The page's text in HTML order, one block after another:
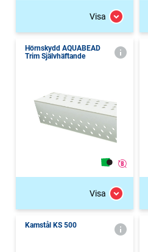
Visa
Hörnskydd AQUABEAD
Trim Självhäftande
Visa
Kamstål KS 500